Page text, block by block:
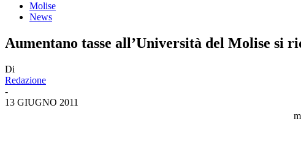
Molise
News
Aumentano tasse all’Università del Molise si
Di
Redazione
-
13 GIUGNO 2011